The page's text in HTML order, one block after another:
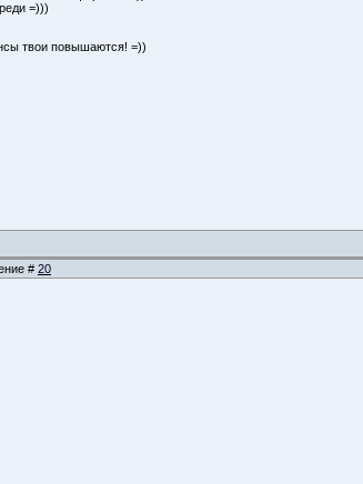
=)))
твои повышаются! =))
# 20